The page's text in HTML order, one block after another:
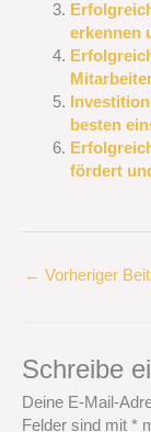
erkennen
besten
fördert
← Vorheriger
Schreibe
Deine E-Mail-
Felder sind mit *